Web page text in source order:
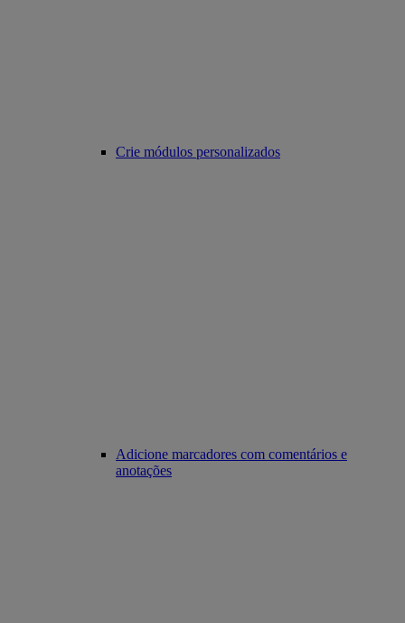
Crie módulos personalizados
Adicione marcadores com comentários e
anotações